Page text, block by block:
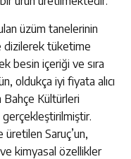
üzüm tanelerinin
dizilerek tüketime
besin içeriği ve sıra
oldukça iyi fiyata alıcı
Bahçe Kültürleri
gerçekleştirilmiştir.
Saruç’un,
kimyasal özellikler